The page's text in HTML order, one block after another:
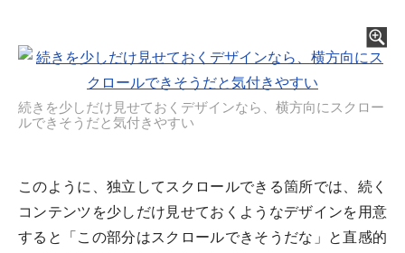
続きを少しだけ見せておくデザインなら、横方向にスクロー
ルできそうだと気付きやすい
このように、独立してスクロールできる箇所では、続く
コンテンツを少しだけ見せておくようなデザインを用意
すると「この部分はスクロールできそうだな」と直感的